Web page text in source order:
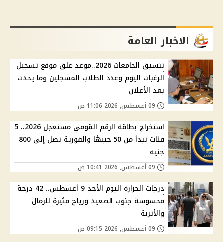
الاخبار العامة
تنسيق الجامعات 2026..موعد غلق موقع تسجيل
الرغبات اليوم وعدد الطلاب المسجلين وما يحدث
بعد الأعلان
استخراج بطاقة الرقم القومي مستعجل 2026.. 5
فئات تبدأ من 50 جنيهًا والفورية تصل إلى 800
جنيه
درجات الحرارة اليوم الأحد 9 أغسطس.. 42 درجة
محسوسة جنوب الصعيد ورياح مثيرة للرمال
والأتربة